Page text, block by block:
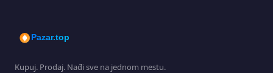
Pazar.top
Kupuj. Prodaj. Nađi sve na jednom mestu.